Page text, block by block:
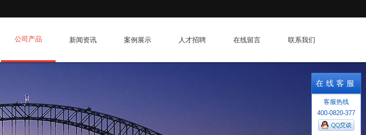
公司产品 新闻资讯 案例展示 人才招聘 在线留言 联系我们
在线客服
客服热线
400-0820-377